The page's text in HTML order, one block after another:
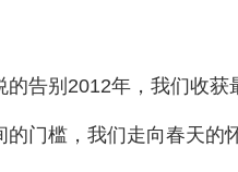
告别2012年，我们收获
门槛，我们走向春天的